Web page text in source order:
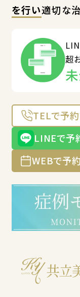
を行い適切な
超
TELで予約
LINEで予
WEBで予